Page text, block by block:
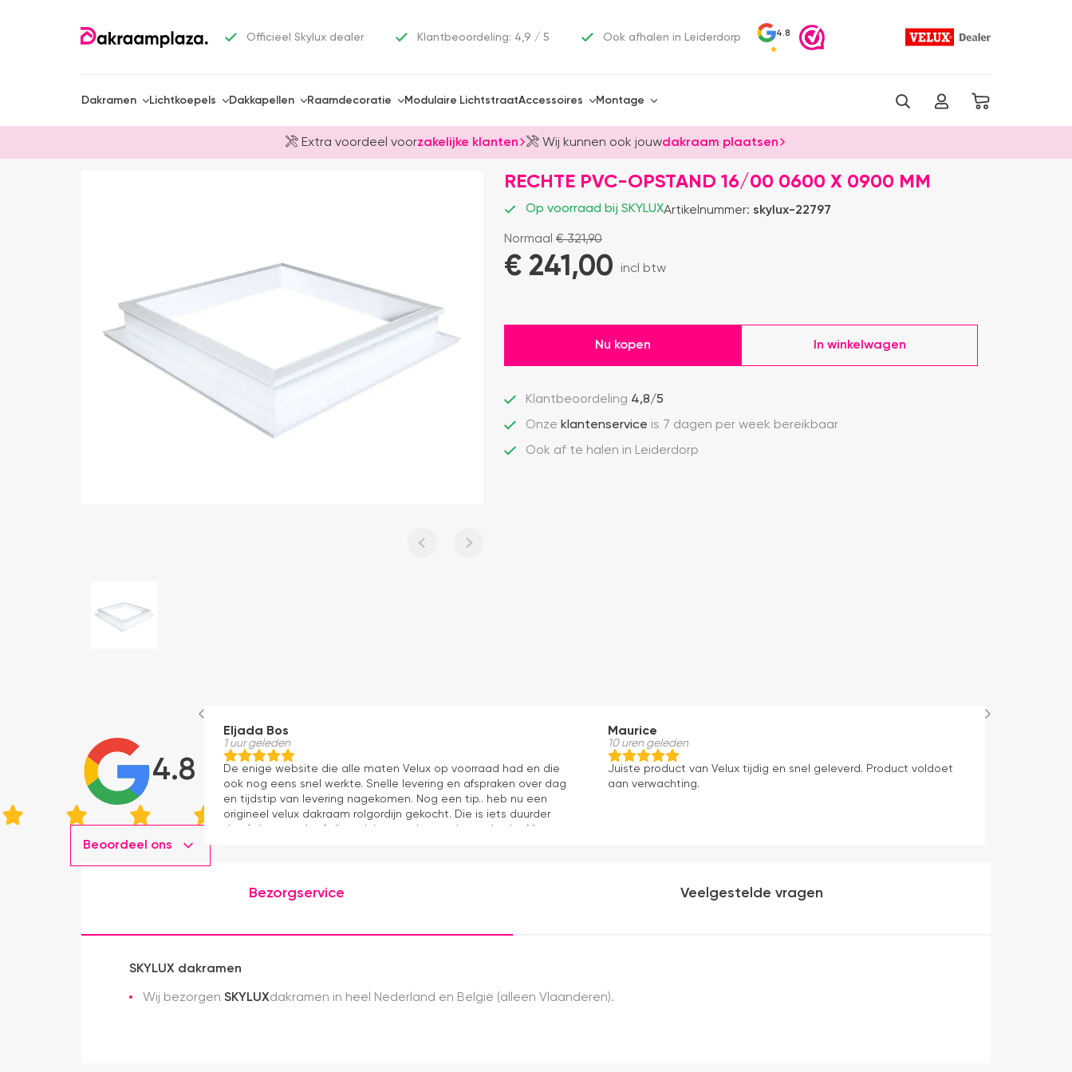
Officieel Skylux dealer Klantbeoordeling: 4,9 / 5 Ook afhalen in Leiderdorp 4.8
Dakramen Lichtkoepels Dakkapellen Raamdecoratie Modulaire LichtstraatAccessoires Montage
Extra voordeel voorzakelijke klanten Wij kunnen ook jouwdakraam plaatsen
RECHTE PVC-OPSTAND 16/00 0600 X 0900 MM
Op voorraad bij SKYLUXArtikelnummer: skylux-22797
Normaal €321,90
€ 241,00 incl btw
Nu kopen In winkelwagen
Klantbeoordeling 4,8/5
Onze klantenservice is 7 dagen per week bereikbaar
Ook af te halen in Leiderdorp
4.8
Beoordeel ons
Eljada Bos
1 uur geleden
De enige website die alle maten Velux op voorraad had en die
ook nog eens snel werkte. Snelle levering en afspraken over dag
en tijdstip van levering nagekomen. Nog een tip.. heb nu een
origineel velux dakraam rolgordijn gekocht. Die is iets duurder
Maurice
10 uren geleden
Juiste product van Velux tijdig en snel geleverd. Product voldoet
aan verwachting.
Bezorgservice Veelgestelde vragen
SKYLUX dakramen
Wij bezorgen SKYLUXdakramen in heel Nederland en België (alleen Vlaanderen).